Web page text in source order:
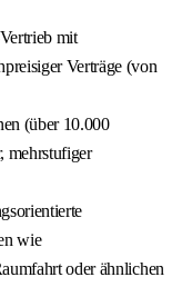
mit
Verträge (von
(über 10.000
mehrstufiger
wie
oder ähnlichen